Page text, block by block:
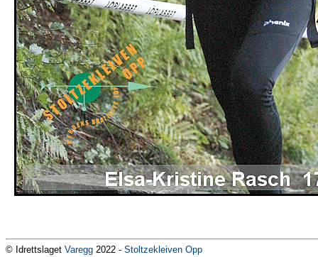
© Idrettslaget Varegg 2022 - Stoltzekleiven Opp